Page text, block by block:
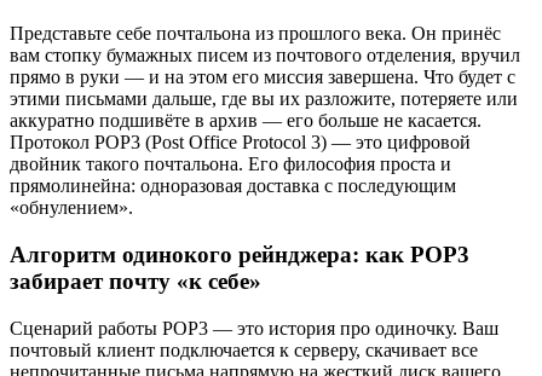
Представьте себе почтальона из прошлого века. Он принёс
вам стопку бумажных писем из почтового отделения, вручил
прямо в руки — и на этом его миссия завершена. Что будет с
этими письмами дальше, где вы их разложите, потеряете или
аккуратно подшивёте в архив — его больше не касается.
Протокол POP3 (Post Office Protocol 3) — это цифровой
двойник такого почтальона. Его философия проста и
прямолинейна: одноразовая доставка с последующим
«обнулением».
Алгоритм одинокого рейнджера: как POP3
забирает почту «к себе»
Сценарий работы POP3 — это история про одиночку. Ваш
почтовый клиент подключается к серверу, скачивает все
непрочитанные письма напрямую на жесткий диск вашего